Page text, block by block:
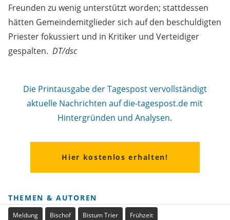
Freunden zu wenig unterstützt worden; stattdessen
hätten Gemeindemitglieder sich auf den beschuldigten
Priester fokussiert und in Kritiker und Verteidiger
gespalten. DT/dsc
Die Printausgabe der Tagespost vervollständigt
aktuelle Nachrichten auf die-tagespost.de mit
Hintergründen und Analysen.
Hier kostenlos erhalten!
THEMEN & AUTOREN
Meldung Bischof Bistum Trier Frühzeit